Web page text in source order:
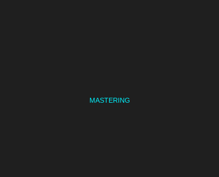
MASTERING